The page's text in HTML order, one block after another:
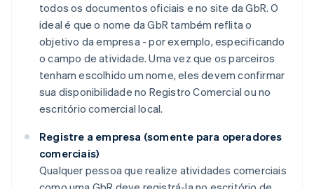
todos os documentos oficiais e no site da GbR. O
ideal é que o nome da GbR também reflita o
objetivo da empresa - por exemplo, especificando
o campo de atividade. Uma vez que os parceiros
tenham escolhido um nome, eles devem confirmar
sua disponibilidade no Registro Comercial ou no
escritório comercial local.
Registre a empresa (somente para operadores
comerciais)
Qualquer pessoa que realize atividades comerciais